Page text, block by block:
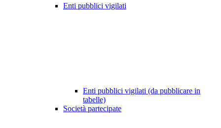
Enti pubblici vigilati
Enti pubblici vigilati (da pubblicare in
tabelle)
Società partecipate